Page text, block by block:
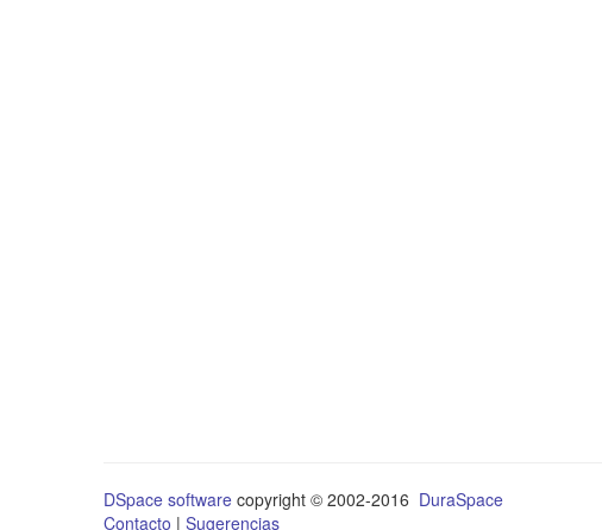
DSpace software copyright © 2002-2016 DuraSpace
Contacto | Sugerencias